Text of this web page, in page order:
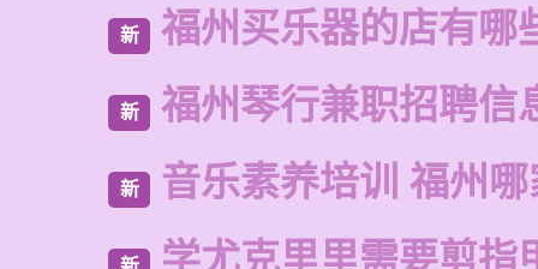
新 福州买乐器的店有哪
新 福州琴行兼职招聘信
新 音乐素养培训 福州
学尤克里里需要剪指